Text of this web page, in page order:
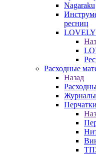
Nagaraku
ресниц
LOVELY
Расходные
Назад
Журналы
Перчатки